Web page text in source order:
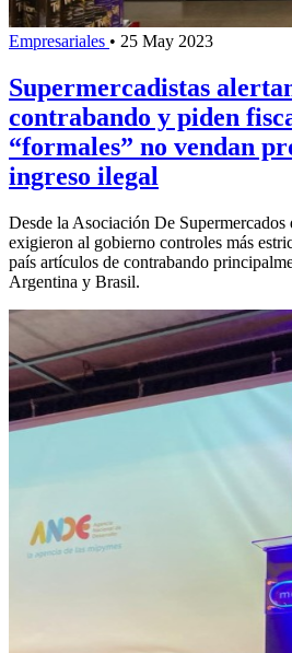
Empresariales • 25 May 2023
Supermercadistas
contrabando y piden
“formales” no vendan
ingreso ilegal
Desde la Asociación De
exigieron al gobierno controles más
país artículos de contrabando
Argentina y Brasil.